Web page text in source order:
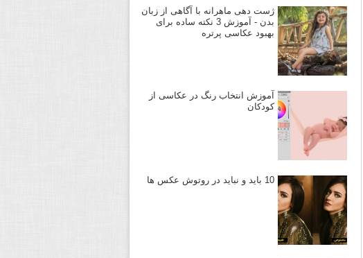
ژست دهی ماهرانه با آگاهی از زبان
بدن - آموزش 3 نکته ساده برای
بهبود عکاسی پرتره
آموزش انتخاب رنگ در عکاسی از
کودکان
10 باید و نباید در روتوش عکس ها